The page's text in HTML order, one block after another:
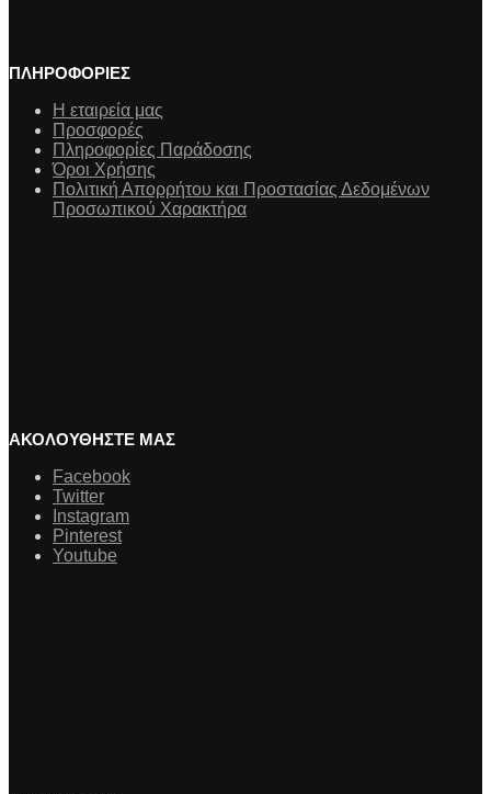
ΠΛΗΡΟΦΟΡΙΕΣ
Η εταιρεία μας
Προσφορές
Πληροφορίες Παράδοσης
Όροι Χρήσης
Πολιτική Απορρήτου και Προστασίας Δεδομένων
Προσωπικού Χαρακτήρα
ΑΚΟΛΟΥΘΗΣΤΕ ΜΑΣ
Facebook
Twitter
Instagram
Pinterest
Youtube